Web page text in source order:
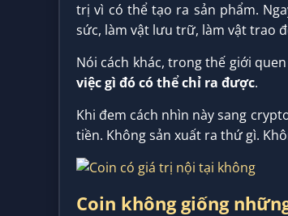
trị vì có thể tạo ra sản phẩm.
sức, làm vật lưu trữ, làm vật trao
Nói cách khác, trong thế giới
việc gì đó có thể chỉ ra được.
Khi đem cách nhìn này sang
tiền. Không sản xuất ra thứ gì.
Coin không giống